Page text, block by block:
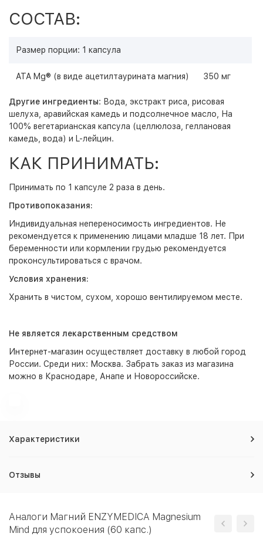
СОСТАВ:
Размер порции: 1 капсула
ATA Mg® (в виде ацетилтаурината магния) 350 мг
Другие ингредиенты: Вода, экстракт риса, рисовая
шелуха, аравийская камедь и подсолнечное масло, На
100% вегетарианская капсула (целлюлоза, геллановая
камедь, вода) и L-лейцин.
КАК ПРИНИМАТЬ:
Принимать по 1 капсуле 2 раза в день.
Противопоказания:
Индивидуальная непереносимость ингредиентов. Не
рекомендуется к применению лицами младше 18 лет. При
беременности или кормлении грудью рекомендуется
проконсультироваться с врачом.
Условия хранения:
Хранить в чистом, сухом, хорошо вентилируемом месте.
Не является лекарственным средством
Интернет-магазин осуществляет доставку в любой город
России. Среди них: Москва. Забрать заказ из магазина
можно в Краснодаре, Анапе и Новороссийске.
Характеристики
Отзывы
Аналоги Магний ENZYMEDICA Magnesium
Mind для успокоения (60 капс.)